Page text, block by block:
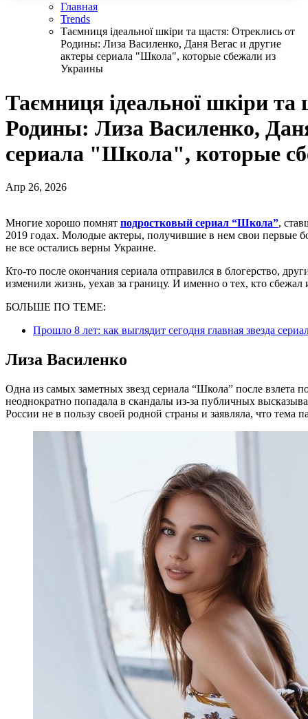
Главная
Trends
Таємниця ідеальної шкіри та щастя: Отреклись от
Родины: Лиза Василенко, Даня Вегас и другие
актеры сериала "Школа", которые сбежали из
Украины
Таємниця ідеальної шкіри
Родины: Лиза Василенко,
сериала "Школа", которые
Апр 26, 2026
Многие хорошо помнят подростковый сериал “Школа”,
2019 годах. Молодые актеры, получившие в нем свои первые
не все остались верны Украине.
Кто-то после окончания сериала отправился в блогерство,
изменили жизнь, уехав за границу. И именно о тех, кто
БОЛЬШЕ ПО ТЕМЕ:
Прошло 8 лет: как выглядит сегодня главная звезда
Лиза Василенко
Одна из самых заметных звезд сериала “Школа” после взлета
неоднократно попадала в скандалы из-за публичных
России не в пользу своей родной страны и заявляла, что тема